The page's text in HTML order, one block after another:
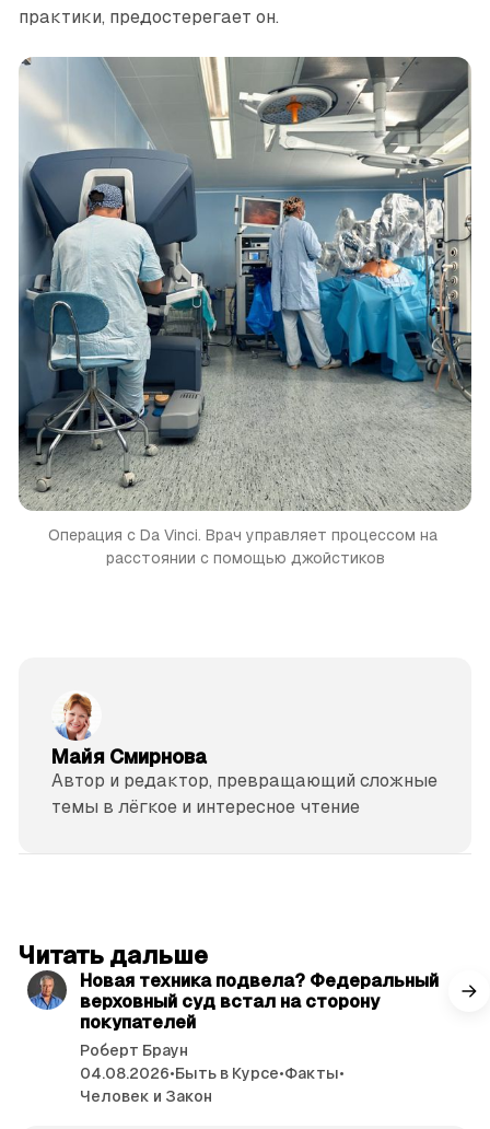
практики, предостерегает он.
Операция с Da Vinci. Врач управляет процессом на
расстоянии с помощью джойстиков
Майя Смирнова
Автор и редактор, превращающий сложные
темы в лёгкое и интересное чтение
Читать дальше
Новая техника подвела? Федеральный
верховный суд встал на сторону
покупателей
Роберт Браун
04.08.2026•Быть в Курсе•Факты•
Человек и Закон